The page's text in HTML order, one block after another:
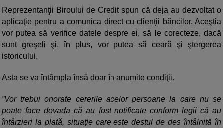
Reprezentanţii Biroului de Credit spun că deja au dezvoltat o
aplicaţie pentru a comunica direct cu clienţii băncilor. Aceştia
vor putea să verifice datele despre ei, să le corecteze, dacă
sunt greşeli şi, în plus, vor putea să ceară şi ştergerea
istoricului.
Asta se va întâmpla însă doar în anumite condiţii.
”Vor trebui onorate cererile acelor persoane la care nu se
poate face dovada că au fost notificate conform legii că au
întârzieri la plată, situaţie care este destul de des întâlnită în